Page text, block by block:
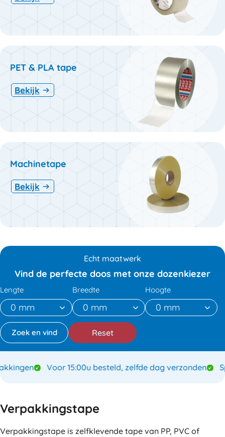
PET & PLA tape
Bekijk
Machinetape
Bekijk
Echt maatwerk
Vind de perfecte doos met onze dozenkiezer
Lengte Breedte Hoogte
Reset
Voor 15:00u besteld, zelfde dag verzonden
Verpakkingstape
Verpakkingstape is zelfklevende tape van PP, PVC of